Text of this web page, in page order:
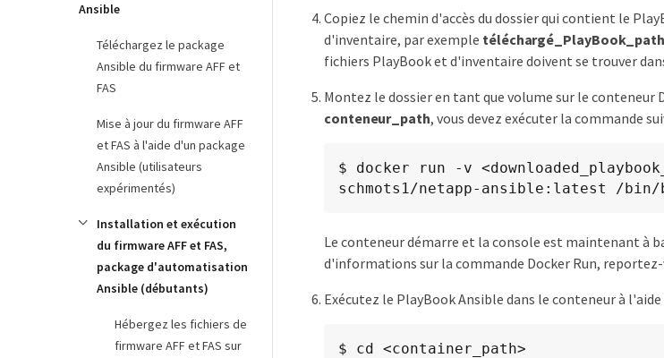
Ansible
Téléchargez le package
Ansible du firmware AFF et
FAS
Mise à jour du firmware AFF
et FAS à l'aide d'un package
Ansible (utilisateurs
expérimentés)
Installation et exécution
du firmware AFF et FAS,
package d'automatisation
Ansible (débutants)
Hébergez les fichiers de
firmware AFF et FAS sur
Copiez le chemin d'accès du dossier qui contient le
d'inventaire, par exemple
fichiers PlayBook et d'inventaire doivent se trouver
Montez le dossier en tant que volume sur le conteneur
conteneur_path, vous devez exécuter la commande
$ docker run -v
schmots1/netapp-ansible:latest /bin/
Le conteneur démarre et la console est maintenant à
d'informations sur la commande Docker Run, reportez-
Exécutez le PlayBook Ansible dans le conteneur à
$ cd <container_path>